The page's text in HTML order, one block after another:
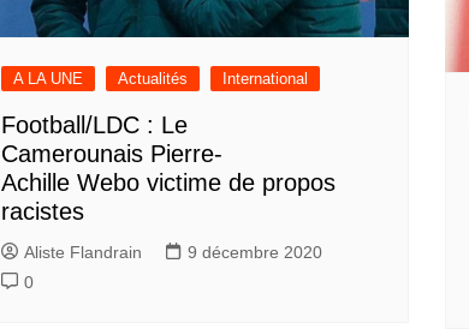
A LA UNE Actualités International
Football/LDC : Le
Camerounais Pierre-
Achille Webo victime de propos
racistes
Aliste Flandrain
9 décembre 2020
0